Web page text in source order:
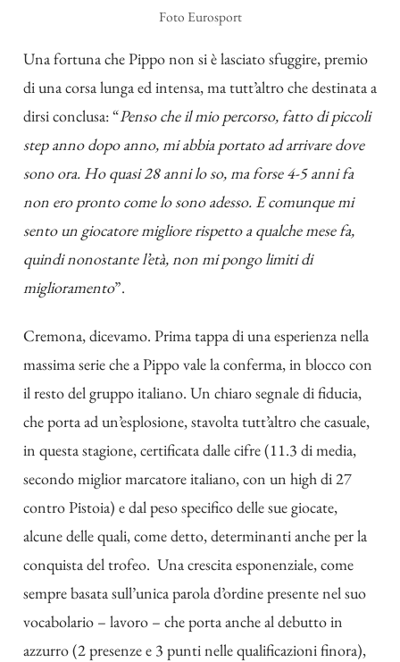
Foto Eurosport
Una fortuna che Pippo non si è lasciato sfuggire, premio
di una corsa lunga ed intensa, ma tutt’altro che destinata a
dirsi conclusa: “Penso che il mio percorso, fatto di piccoli
step anno dopo anno, mi abbia portato ad arrivare dove
sono ora. Ho quasi 28 anni lo so, ma forse 4-5 anni fa
non ero pronto come lo sono adesso. E comunque mi
sento un giocatore migliore rispetto a qualche mese fa,
quindi nonostante l’età, non mi pongo limiti di
miglioramento”.
Cremona, dicevamo. Prima tappa di una esperienza nella
massima serie che a Pippo vale la conferma, in blocco con
il resto del gruppo italiano. Un chiaro segnale di fiducia,
che porta ad un’esplosione, stavolta tutt’altro che casuale,
in questa stagione, certificata dalle cifre (11.3 di media,
secondo miglior marcatore italiano, con un high di 27
contro Pistoia) e dal peso specifico delle sue giocate,
alcune delle quali, come detto, determinanti anche per la
conquista del trofeo. Una crescita esponenziale, come
sempre basata sull’unica parola d’ordine presente nel suo
vocabolario – lavoro – che porta anche al debutto in
azzurro (2 presenze e 3 punti nelle qualificazioni finora),